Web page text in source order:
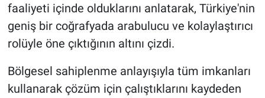
faaliyeti içinde olduklarını anlatarak, Türkiye'nin
geniş bir coğrafyada arabulucu ve kolaylaştırıcı
rolüyle öne çıktığının altını çizdi.
Bölgesel sahiplenme anlayışıyla tüm imkanları
kullanarak çözüm için çalıştıklarını kaydeden